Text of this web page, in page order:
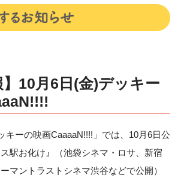
】10月6日(金)デッキー
キーの映画CaaaaN!!!!」では、10月6日公
駅お化け』（池袋シネマ・ロサ、新宿
マントラストシネマ渋谷などで公開）